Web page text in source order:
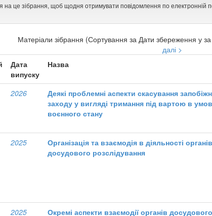
на це зібрання, щоб щодня отримувати повідомлення по електронній
Матеріали зібрання (Сортування за Дати збереження у
далі >
Дата
випуску
Назва
2026
Деякі проблемні аспекти скасування
заходу у вигляді тримання під вартою в
воєнного стану
2025
Організація та взаємодія в діяльності органів
досудового розслідування
2025
Окремі аспекти взаємодії органів досудового